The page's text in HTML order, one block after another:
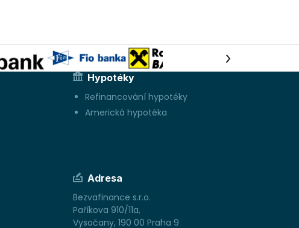
Hypotéky
Refinancování hypotéky
Americká hypotéka
Adresa
Bezvafinance s.r.o.
Paříkova 910/11a,
Vysočany, 190 00 Praha 9